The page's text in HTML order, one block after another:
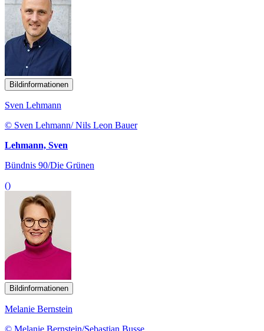
Bildinformationen
Sven Lehmann
© Sven Lehmann/ Nils Leon Bauer
Lehmann, Sven
Bündnis 90/Die Grünen
()
Bildinformationen
Melanie Bernstein
© Melanie Bernstein/Sebastian Busse